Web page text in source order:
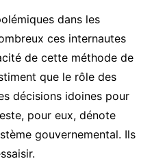
dans les
ces internautes
de cette méthode de
que le rôle des
décisions idoines pour
pour eux, dénote
gouvernemental. Ils